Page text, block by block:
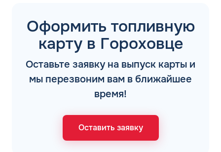
Оформить топливную
карту в Гороховце
Оставьте заявку на выпуск карты и
мы перезвоним вам в ближайшее
время!
Оставить заявку